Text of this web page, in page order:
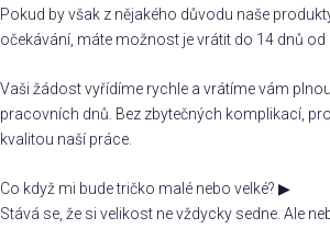
Pokud by však z nějakého důvodu naše
očekávání, máte možnost je vrátit do 14 dnů od
Vaši žádost vyřídíme rychle a vrátíme vám
pracovních dnů. Bez zbytečných komplikací,
kvalitou naší práce.
Co když mi bude tričko malé nebo velké? ▶
Stává se, že si velikost ne vždycky sedne. Ale